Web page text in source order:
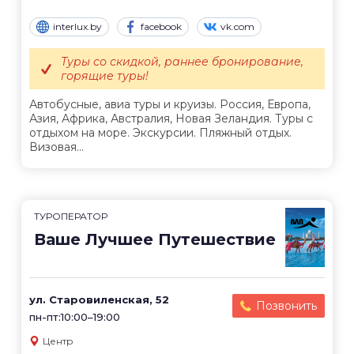
interlux.by facebook vk.com
Автобусные, авиа туры и круизы. Россия, Европа,
Азия, Африка, Австралия, Новая Зеландия. Туры с
отдыхом на море. Экскурсии. Пляжный отдых.
Визовая...
Туры со скидкой, раннее бронирование,
горящие туры!
ТУРОПЕРАТОР
Ваше Лучшее Путешествие
ул. Старовиленская, 52
пн-пт:10:00–19:00
Позвонить
Центр